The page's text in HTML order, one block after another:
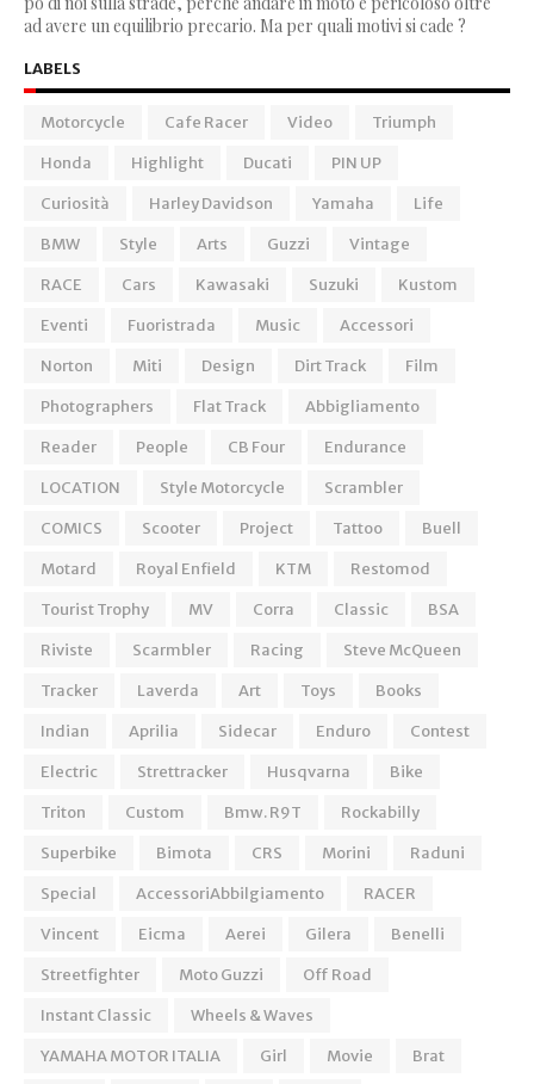
ad avere un equilibrio precario. Ma per quali motivi si cade ?
LABELS
Motorcycle Cafe Racer Video
Triumph
Honda
Highlight Ducati
PIN UP
Curiosità
Harley Davidson Yamaha
Life
BMW
Style Arts Guzzi
Vintage
RACE
Cars Kawasaki Suzuki
Kustom
Eventi
Fuoristrada Music
Accessori
Norton
Miti Design Dirt Track
Film
Photographers
Flat Track
Abbigliamento
Reader
People CB Four
Endurance
LOCATION
Style Motorcycle
Scrambler
COMICS
Scooter Project Tattoo
Buell
Motard
Royal Enfield KTM
Restomod
Tourist Trophy
MV Corra Classic
BSA
Riviste
Scarmbler Racing
Steve McQueen
Tracker
Laverda Art Toys
Books
Indian
Aprilia Sidecar Enduro
Contest
Electric
Strettracker Husqvarna
Bike
Triton
Custom Bmw. R9T
Rockabilly
Superbike
Bimota CRS Morini
Raduni
Special
AccessoriAbbilgiamento
RACER
Vincent
Eicma Aerei Gilera
Benelli
Streetfighter
Moto Guzzi
Off Road
Instant Classic
Wheels & Waves
YAMAHA MOTOR ITALIA
Girl Movie
Brat